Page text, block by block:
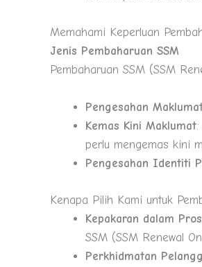
Memahami Keperluan
Jenis Pembaharuan SSM
Pembaharuan SSM (SSM
Pengesahan
Kemas Kini Maklumat
perlu mengemas kini
Pengesahan Identiti
Kenapa Pilih Kami untuk
Kepakaran dalam
SSM (SSM Renewal
Perkhidmatan